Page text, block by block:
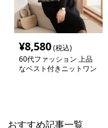
¥8,580(税込)
60代ファッション 上品
なベスト付きニットワン
おすすめ記事一覧